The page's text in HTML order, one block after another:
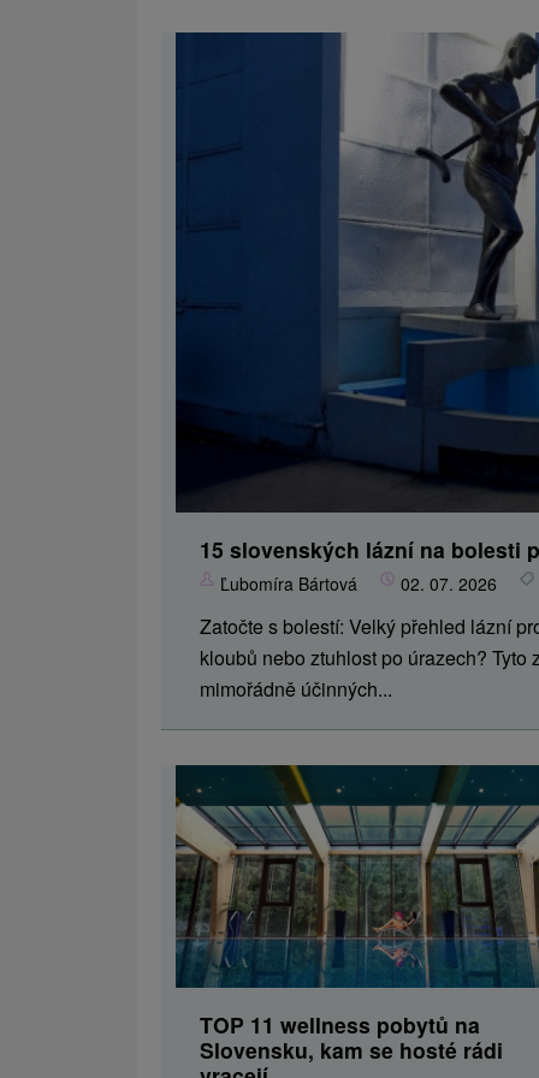
15 slovenských lázní na bolesti
Ľubomíra Bártová 02. 07. 2026
Zatočte s bolestí: Velký přehled lázní
kloubů nebo ztuhlost po úrazech?
mimořádně účinných...
TOP 11 wellness pobytů na
Slovensku, kam se hosté rádi